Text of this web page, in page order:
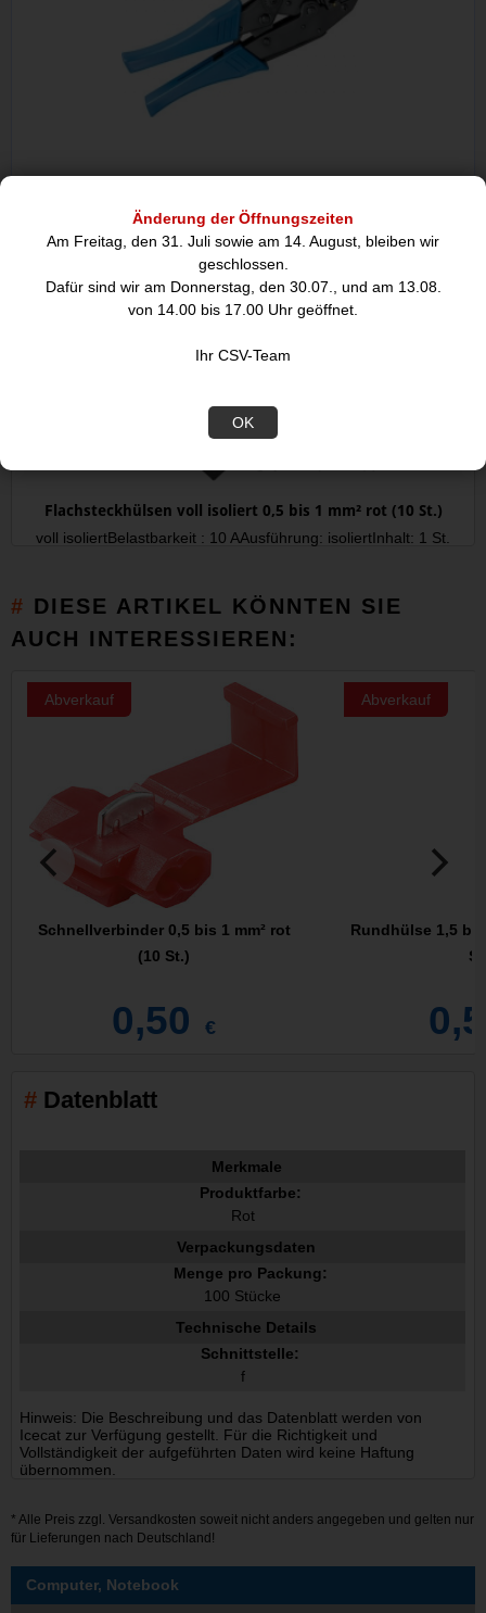
Änderung der Öffnungszeiten
Am Freitag, den 31. Juli sowie am 14. August, bleiben wir
geschlossen.
Dafür sind wir am Donnerstag, den 30.07., und am 13.08.
von 14.00 bis 17.00 Uhr geöffnet.
Ihr CSV-Team
OK
17,95
Flachsteckhülsen voll isoliert 0,5 bis 1 mm² rot (10 St.)
voll isoliertBelastbarkeit : 10 AAusführung: isoliertInhalt: 1 St.
DIESE ARTIKEL KÖNNTEN SIE
AUCH INTERESSIEREN:
Abverkauf
Schnellverbinder 0,5 bis 1 mm² rot
(10 St.)
0,50 €
Abverkauf
Rundhülse 1,5
Datenblatt
Merkmale
Produktfarbe:
Rot
Verpackungsdaten
Menge pro Packung:
100 Stücke
Technische Details
Schnittstelle:
f
Hinweis: Die Beschreibung und das Datenblatt werden von
Icecat zur Verfügung gestellt. Für die Richtigkeit und
Vollständigkeit der aufgeführten Daten wird keine Haftung
übernommen.
* Alle Preis zzgl. Versandkosten soweit nicht anders angegeben und gelten nur
für Lieferungen nach Deutschland!
Computer, Notebook